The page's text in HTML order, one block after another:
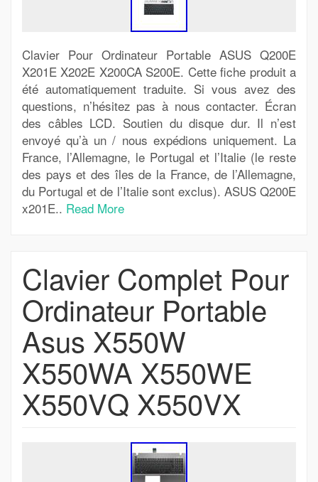
Clavier Pour Ordinateur Portable ASUS Q200E
X201E X202E X200CA S200E. Cette fiche produit a
été automatiquement traduite. Si vous avez des
questions, n’hésitez pas à nous contacter. Écran
des câbles LCD. Soutien du disque dur. Il n’est
envoyé qu’à un / nous expédions uniquement. La
France, l’Allemagne, le Portugal et l’Italie (le reste
des pays et des îles de la France, de l’Allemagne,
du Portugal et de l’Italie sont exclus). ASUS Q200E
x201E.. Read More
Clavier Complet Pour
Ordinateur Portable
Asus X550W
X550WA X550WE
X550VQ X550VX